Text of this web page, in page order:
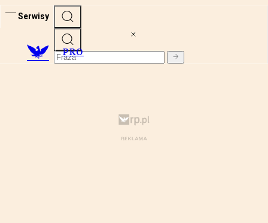
Serwisy
PRO